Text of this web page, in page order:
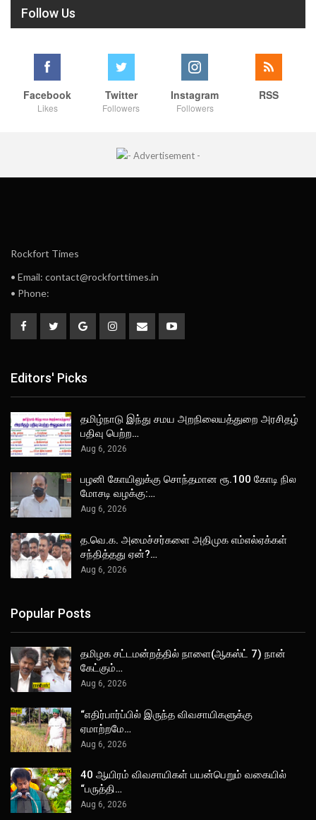
Follow Us
Facebook
Likes
Twitter
Followers
Instagram
Followers
RSS
Rockfort Times
• Email: contact@rockforttimes.in
• Phone:
Editors' Picks
தமிழ்நாடு இந்து சமய அறநிலையத்துறை அரசிதழ்
பதிவு பெற்ற…
Aug 6, 2026
பழனி கோயிலுக்கு சொந்தமான ரூ.100 கோடி நில
மோசடி வழக்கு:…
Aug 6, 2026
த.வெ.க. அமைச்சர்களை அதிமுக எம்எல்ஏக்கள்
சந்தித்தது ஏன்?…
Aug 6, 2026
Popular Posts
தமிழக சட்டமன்றத்தில் நாளை(ஆகஸ்ட் 7) நான்
கேட்கும்…
Aug 6, 2026
“எதிர்பார்ப்பில் இருந்த விவசாயிகளுக்கு
ஏமாற்றமே…
Aug 6, 2026
40 ஆயிரம் விவசாயிகள் பயன்பெறும் வகையில்
“பருத்தி…
Aug 6, 2026